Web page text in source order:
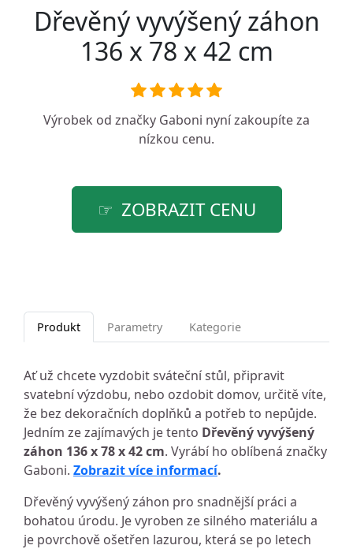
Dřevěný vyvýšený záhon
136 x 78 x 42 cm
Výrobek od značky Gaboni nyní zakoupíte za
nízkou cenu.
ZOBRAZIT CENU
Produkt Parametry Kategorie
Ať už chcete vyzdobit sváteční stůl, připravit
svatební výzdobu, nebo ozdobit domov, určitě víte,
že bez dekoračních doplňků a potřeb to nepůjde.
Jedním ze zajímavých je tento Dřevěný vyvýšený
záhon 136 x 78 x 42 cm. Vyrábí ho oblíbená značky
Gaboni. Zobrazit více informací.
Dřevěný vyvýšený záhon pro snadnější práci a
bohatou úrodu. Je vyroben ze silného materiálu a
je povrchově ošetřen lazurou, která se po letech